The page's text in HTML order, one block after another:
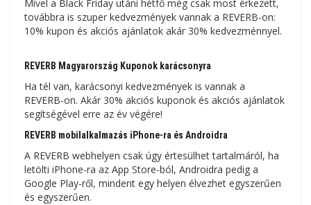
Mivel a Black Friday utáni hétfő még csak most érkezett,
továbbra is szuper kedvezmények vannak a REVERB-on:
10% kupon és akciós ajánlatok akár 30% kedvezménnyel.
REVERB Magyarország Kuponok karácsonyra
Ha tél van, karácsonyi kedvezmények is vannak a
REVERB-on. Akár 30% akciós kuponok és akciós ajánlatok
segítségével erre az év végére!
REVERB mobilalkalmazás iPhone-ra és Androidra
A REVERB webhelyen csak úgy értesülhet tartalmáról, ha
letölti iPhone-ra az App Store-ból, Androidra pedig a
Google Play-ről, mindent egy helyen élvezhet egyszerűen
és egyszerűen.